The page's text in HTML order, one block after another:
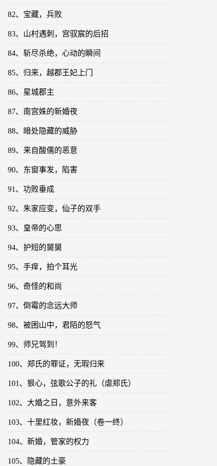
82、宝藏，兵败
83、山村遇刺，宫驭宸的后招
84、斩尽杀绝，心动的瞬间
85、归来，越郡王妃上门
86、星城郡主
87、南宫姝的新婚夜
88、暗处隐藏的威胁
89、来自酸儒的恶意
90、东窗事发，陷害
91、功败垂成
92、朱家应变，仙子的双手
93、皇帝的心思
94、护短的舅舅
95、手痒，拍个耳光
96、奇怪的和尚
97、倒霉的念远大师
98、被困山中，君陌的怒气
99、师兄驾到！
100、郑氏的罪证，无瑕归来
101、狠心，弦歌公子的礼（虐郑氏）
102、大婚之日，意外来客
103、十里红妆，新婚夜（卷一终）
104、新婚，管家的权力
105、隐藏的土豪